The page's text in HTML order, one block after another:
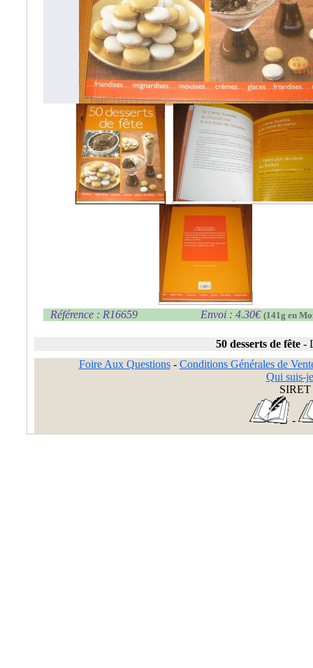
Référence : R16659 Envoi : 4.30€ (141g en
50 desserts de fête-
Foire Aux Questions- Conditions Générales de
Qui suis-
SIRET
-